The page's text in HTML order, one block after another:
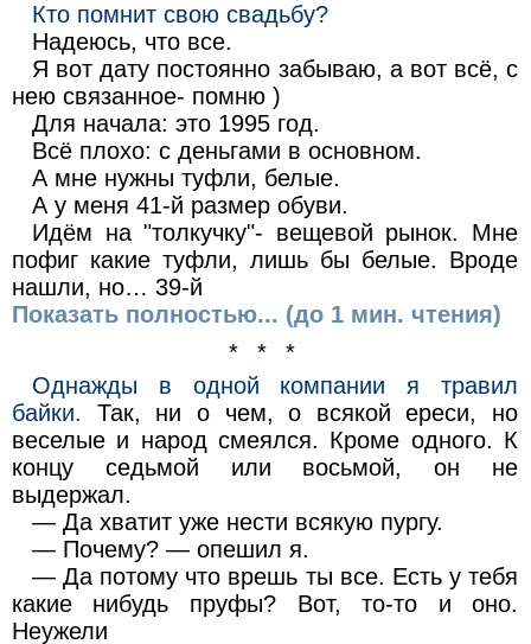
Кто помнит свою свадьбу?
Надеюсь, что все.
Я вот дату постоянно забываю, а вот всё, с
нею связанное- помню )
Для начала: это 1995 год.
Всё плохо: с деньгами в основном.
А мне нужны туфли, белые.
А у меня 41-й размер обуви.
Идём на "толкучку"- вещевой рынок. Мне
пофиг какие туфли, лишь бы белые. Вроде
нашли, но… 39-й
Показать полностью... (до 1 мин. чтения)
* * *
Однажды в одной компании я травил
байки. Так, ни о чем, о всякой ереси, но
веселые и народ смеялся. Кроме одного. К
концу седьмой или восьмой, он не
выдержал.
— Да хватит уже нести всякую пургу.
— Почему? — опешил я.
— Да потому что врешь ты все. Есть у тебя
какие нибудь пруфы? Вот, то-то и оно.
Неужели